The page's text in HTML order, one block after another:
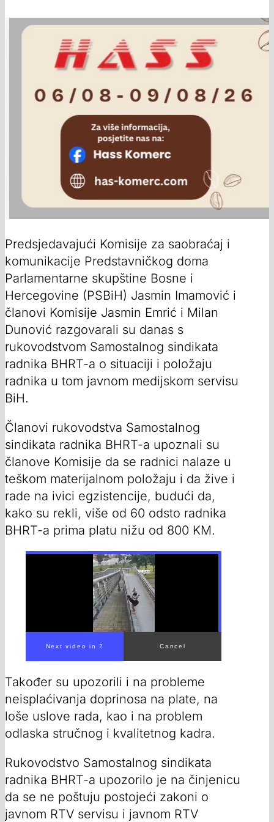
Predsjedavajući Komisije za saobraćaj i
komunikacije Predstavničkog doma
Parlamentarne skupštine Bosne i
Hercegovine (PSBiH) Jasmin Imamović i
članovi Komisije Jasmin Emrić i Milan
Dunović razgovarali su danas s
rukovodstvom Samostalnog sindikata
radnika BHRT-a o situaciji i položaju
radnika u tom javnom medijskom servisu
BiH.
Članovi rukovodstva Samostalnog
sindikata radnika BHRT-a upoznali su
članove Komisije da se radnici nalaze u
teškom materijalnom položaju i da žive i
rade na ivici egzistencije, budući da,
kako su rekli, više od 60 odsto radnika
BHRT-a prima platu nižu od 800 KM.
00:00/ 00:30
Također su upozorili i na probleme
neisplaćivanja doprinosa na plate, na
loše uslove rada, kao i na problem
odlaska stručnog i kvalitetnog kadra.
Rukovodstvo Samostalnog sindikata
radnika BHRT-a upozorilo je na činjenicu
da se ne poštuju postojeći zakoni o
javnom RTV servisu i javnom RTV